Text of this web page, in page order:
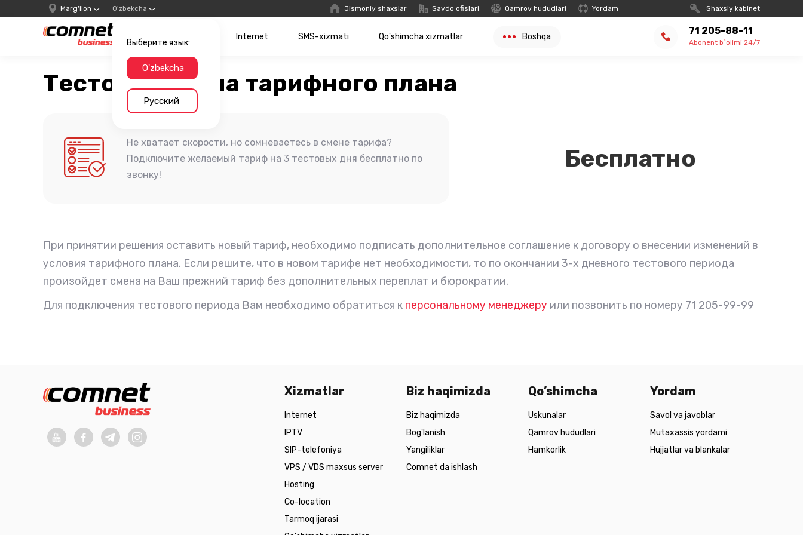
Marg'ilon O'zbekcha
Выберите язык:
O'zbekcha
Русский
Jismoniy shaxslar Savdo ofislari Qamrov hududlari Yordam Shaxsiy kabinet
Internet SMS-xizmati Qo'shimcha xizmatlar Boshqa 71 205-88-11
Abonent b`olimi 24/7
Тестовая смена тарифного плана
Не хватает скорости, но сомневаетесь в смене тарифа?
Подключите желаемый тариф на 3 тестовых дня бесплатно по
звонку!
Бесплатно
При принятии решения оставить новый тариф, необходимо подписать дополнительное соглашение к договору о внесении изменений в
условия тарифного плана. Если решите, что в новом тарифе нет необходимости, то по окончании 3-х дневного тестового периода
произойдет смена на Ваш прежний тариф без дополнительных переплат и бюрократии.
Для подключения тестового периода Вам необходимо обратиться к персональному менеджеру или позвонить по номеру 71 205-99-99
Xizmatlar
Internet
IPTV
SIP-telefoniya
VPS / VDS maxsus server
Hosting
Co-location
Tarmoq ijarasi
Biz haqimizda
Biz haqimizda
Bog'lanish
Yangiliklar
Comnet da ishlash
Qo’shimcha
Uskunalar
Qamrov hududlari
Hamkorlik
Yordam
Savol va javoblar
Mutaxassis yordami
Hujjatlar va blankalar